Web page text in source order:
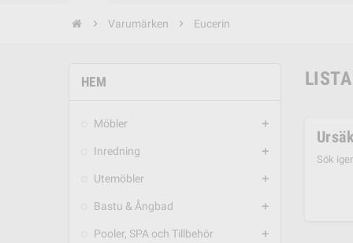
chevron_right Varumärken chevron_right Eucerin
HEM
Möbler add
Inredning add
Utemöbler add
Bastu & Ångbad add
Pooler, SPA och Tillbehör add
Sök